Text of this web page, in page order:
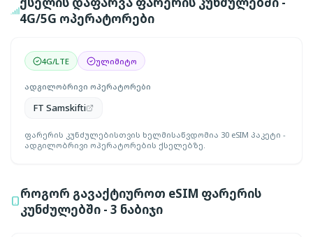
4G/5G ოპერატორები
4G/LTE ულიმიტო
ადგილობრივი ოპერატორები
FT Samskifti
ფარერის კუნძულებისთვის ხელმისაწვდომია 30 eSIM პაკეტი -
ადგილობრივი ოპერატორების ქსელებზე.
როგორ გავაქტიუროთ eSIM ფარერის
კუნძულებში - 3 ნაბიჯი